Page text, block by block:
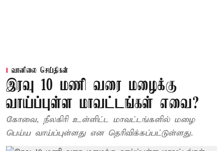
வானிலை செய்திகள்
இரவு 10 மணி வரை மழைக்கு
வாய்ப்புள்ள மாவட்டங்கள் எவை?
கோவை, நீலகிரி உள்ளிட்ட மாவட்டங்களில் மழை
பெய்ய வாய்ப்புள்ளது என தெரிவிக்கப்பட்டுள்ளது.